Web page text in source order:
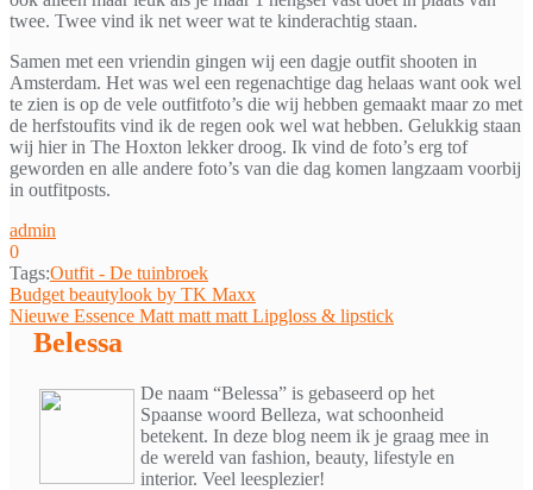
twee. Twee vind ik net weer wat te kinderachtig staan.
Samen met een vriendin gingen wij een dagje outfit shooten in
Amsterdam. Het was wel een regenachtige dag helaas want ook wel
te zien is op de vele outfitfoto’s die wij hebben gemaakt maar zo met
de herfstoufits vind ik de regen ook wel wat hebben. Gelukkig staan
wij hier in The Hoxton lekker droog. Ik vind de foto’s erg tof
geworden en alle andere foto’s van die dag komen langzaam voorbij
in outfitposts.
admin
0
Tags:Outfit - De tuinbroek
Bericht
navigatie
Budget beautylook by TK Maxx
Nieuwe Essence Matt matt matt Lipgloss & lipstick
Belessa
De naam “Belessa” is gebaseerd op het
Spaanse woord Belleza, wat schoonheid
betekent. In deze blog neem ik je graag mee in
de wereld van fashion, beauty, lifestyle en
interior. Veel leesplezier!